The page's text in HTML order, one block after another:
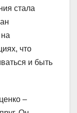
стала
что
и быть
–